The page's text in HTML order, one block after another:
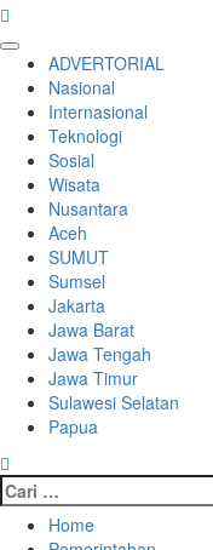
Primary
Menu
ADVERTORIAL
Nasional
Internasional
Teknologi
Sosial
Wisata
Nusantara
Aceh
SUMUT
Sumsel
Jakarta
Jawa Barat
Jawa Tengah
Jawa Timur
Sulawesi Selatan
Papua
Cari
untuk:
Home